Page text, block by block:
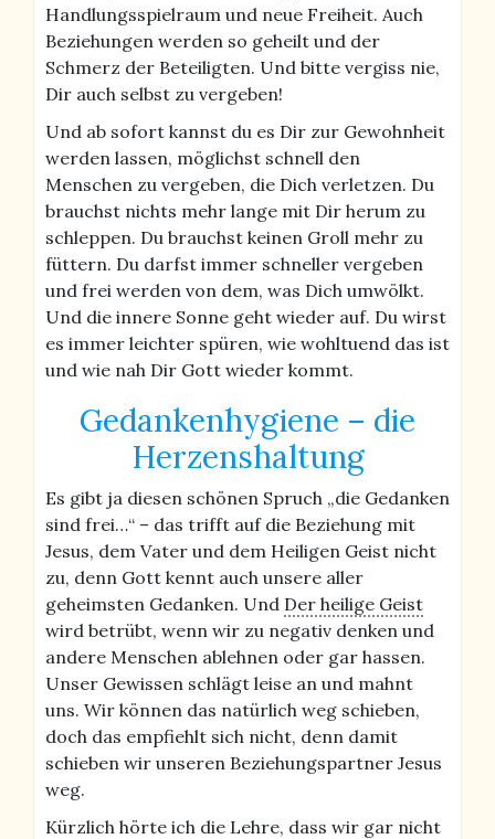
Handlungsspielraum und neue Freiheit. Auch
Beziehungen werden so geheilt und der
Schmerz der Beteiligten. Und bitte vergiss nie,
Dir auch selbst zu vergeben!
Und ab sofort kannst du es Dir zur Gewohnheit
werden lassen, möglichst schnell den
Menschen zu vergeben, die Dich verletzen. Du
brauchst nichts mehr lange mit Dir herum zu
schleppen. Du brauchst keinen Groll mehr zu
füttern. Du darfst immer schneller vergeben
und frei werden von dem, was Dich umwölkt.
Und die innere Sonne geht wieder auf. Du wirst
es immer leichter spüren, wie wohltuend das ist
und wie nah Dir Gott wieder kommt.
Gedankenhygiene – die
Herzenshaltung
Es gibt ja diesen schönen Spruch „die Gedanken
sind frei…“ – das trifft auf die Beziehung mit
Jesus, dem Vater und dem Heiligen Geist nicht
zu, denn Gott kennt auch unsere aller
geheimsten Gedanken. Und Der heilige Geist
wird betrübt, wenn wir zu negativ denken und
andere Menschen ablehnen oder gar hassen.
Unser Gewissen schlägt leise an und mahnt
uns. Wir können das natürlich weg schieben,
doch das empfiehlt sich nicht, denn damit
schieben wir unseren Beziehungspartner Jesus
weg.
Kürzlich hörte ich die Lehre, dass wir gar nicht